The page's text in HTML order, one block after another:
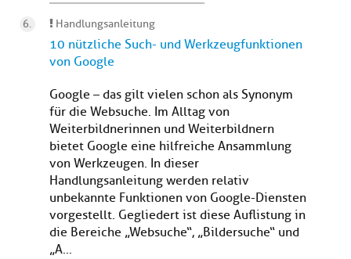
Handlungsanleitung
10 nützliche Such- und Werkzeugfunktionen
von Google
Google – das gilt vielen schon als Synonym
für die Websuche. Im Alltag von
Weiterbildnerinnen und Weiterbildnern
bietet Google eine hilfreiche Ansammlung
von Werkzeugen. In dieser
Handlungsanleitung werden relativ
unbekannte Funktionen von Google-Diensten
vorgestellt. Gegliedert ist diese Auflistung in
die Bereiche „Websuche“, „Bildersuche“ und
„A...